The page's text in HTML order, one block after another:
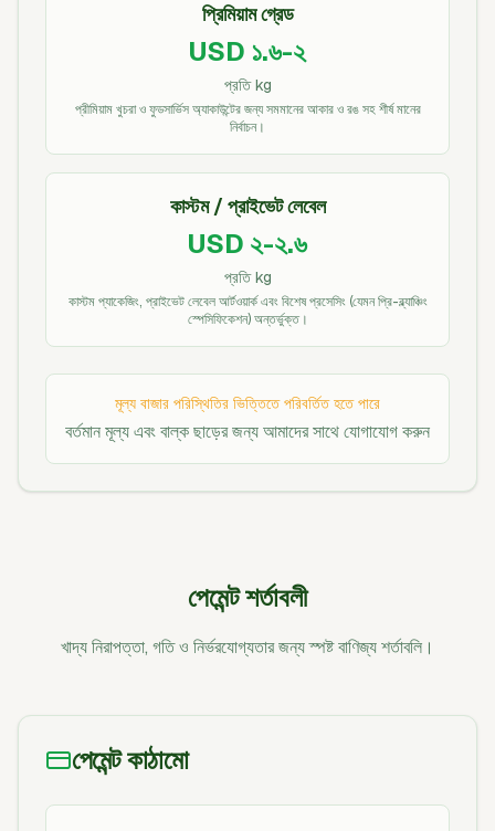
প্রিমিয়াম গ্রেড
USD ১.৬-২
প্রতি kg
প্রীমিয়াম খুচরা ও ফুডসার্ভিস অ্যাকাউন্টের জন্য সমমানের আকার ও রঙ সহ শীর্ষ মানের
নির্বাচন।
কাস্টম / প্রাইভেট লেবেল
USD ২-২.৬
প্রতি kg
কাস্টম প্যাকেজিং, প্রাইভেট লেবেল আর্টওয়ার্ক এবং বিশেষ প্রসেসিং (যেমন প্রি-ব্ল্যাঞ্চিং
স্পেসিফিকেশন) অন্তর্ভুক্ত।
মূল্য বাজার পরিস্থিতির ভিত্তিতে পরিবর্তিত হতে পারে
বর্তমান মূল্য এবং বাল্ক ছাড়ের জন্য আমাদের সাথে যোগাযোগ করুন
পেমেন্ট শর্তাবলী
খাদ্য নিরাপত্তা, গতি ও নির্ভরযোগ্যতার জন্য স্পষ্ট বাণিজ্য শর্তাবলি।
পেমেন্ট কাঠামো